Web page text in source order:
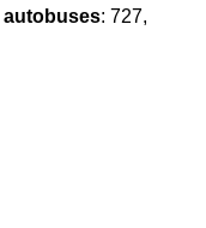
autobuses: 727,